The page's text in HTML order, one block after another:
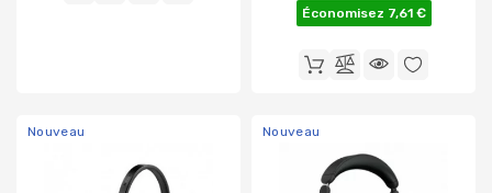
Économisez 7,61 €
Nouveau Nouveau